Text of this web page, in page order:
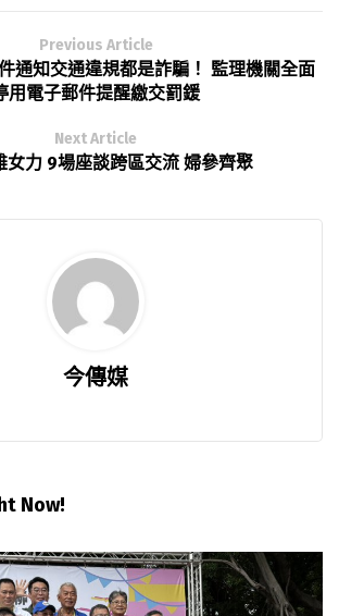
Previous Article
通知交通違規都是詐騙！ 監理機關全面
用電子郵件提醒繳交罰鍰
Next Article
女力 9場座談跨區交流 婦參齊聚
今傳媒
Now!